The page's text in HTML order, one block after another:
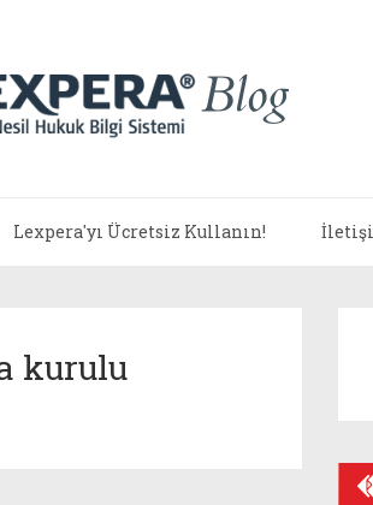
Lexpera'yı Ücretsiz Kullanın!
kurulu